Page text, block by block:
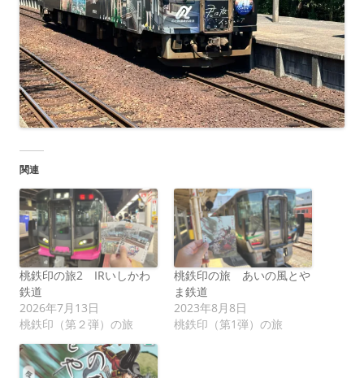
関連
桃鉄印の旅2 IRいしかわ
鉄道
2026年7月13日
桃鉄印（第２弾）の旅
桃鉄印の旅 あいの風とや
ま鉄道
2023年8月8日
桃鉄印（第1弾）の旅